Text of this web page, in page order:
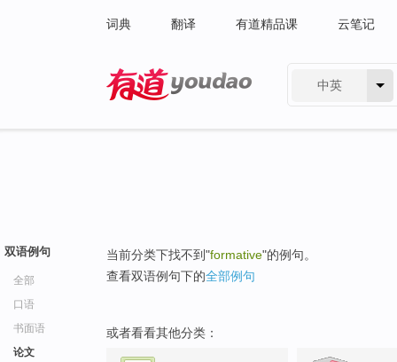
词典 翻译 有道精品课 云笔记
中英
双语例句
全部
口语
书面语
论文
当前分类下找不到"formative"的例句。
查看双语例句下的全部例句
或者看看其他分类：